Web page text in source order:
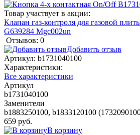
Товар участвует в акции:
Клапан газ-контроля для газовой
G639284 Mgc002un
Отзывов: 0
Добавить отзыв
Артикул: b1731040100
Характеристики:
Все характеристики
Артикул
b1731040100
Заменители
b1883250100, b1833120100
659 руб.
В корзину